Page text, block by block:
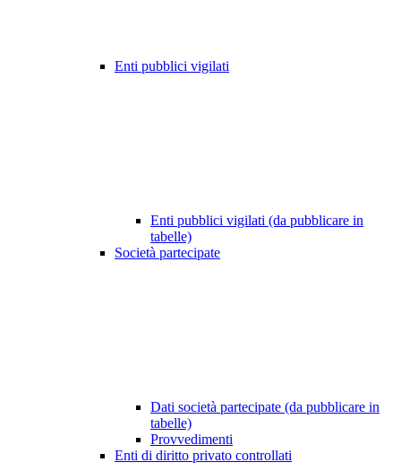
Enti pubblici vigilati
Enti pubblici vigilati (da pubblicare in
tabelle)
Società partecipate
Dati società partecipate (da pubblicare in
tabelle)
Provvedimenti
Enti di diritto privato controllati